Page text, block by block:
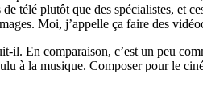
télé plutôt que des spécialistes, et
Moi, j’appelle ça faire des
En comparaison, c’est un peu
à la musique. Composer pour le